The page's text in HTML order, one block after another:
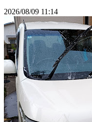
2026/08/09 11:14